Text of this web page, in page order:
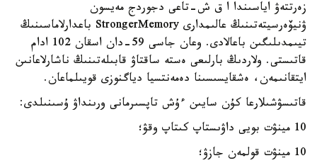
زەرتتەۋ اياسىندا ا ق ش-تاعى دجوردج مەيسون
ۋنيۆەرسيتەتىنىڭ عالىمدارى StrongerMemory باعدارلاماسىنىڭ
تيىمدىلىگىن باعالادى. وعان جاسى 59-دان اسقان 102 ادام
قاتىستى. ولاردىڭ بارلىعى ەستە ساقتاۋ قابىلەتىنىڭ ناشارلاعانىن
ايتقانىمەن، ەشقايسىسىنا دەمەنتسيا دياگنوزى قويىلماعان.
قاتىسۋشىلارعا كۇن سايىن ءۇش تاپسىرمانى ورىنداۋ ۇسىنىلدى:
10 مينۋت بويى داۋىستاپ كىتاپ وقۋ؛
10 مينۋت قولمەن جازۋ؛